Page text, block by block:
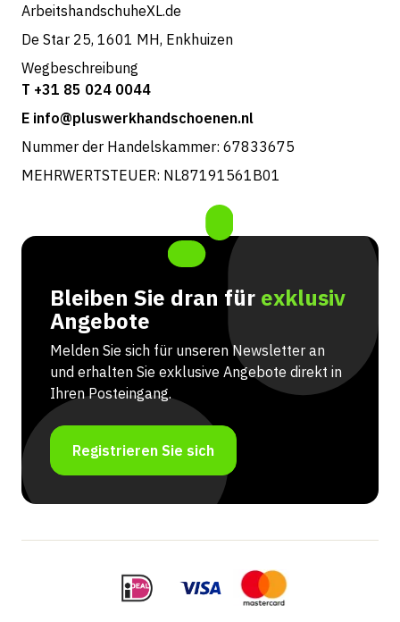
ArbeitshandschuheXL.de
De Star 25, 1601 MH, Enkhuizen
Wegbeschreibung
T +31 85 024 0044
E info@pluswerkhandschoenen.nl
Nummer der Handelskammer: 67833675
MEHRWERTSTEUER: NL87191561B01
Bleiben Sie dran für exklusiv
Angebote
Melden Sie sich für unseren Newsletter an
und erhalten Sie exklusive Angebote direkt in
Ihren Posteingang.
Registrieren Sie sich